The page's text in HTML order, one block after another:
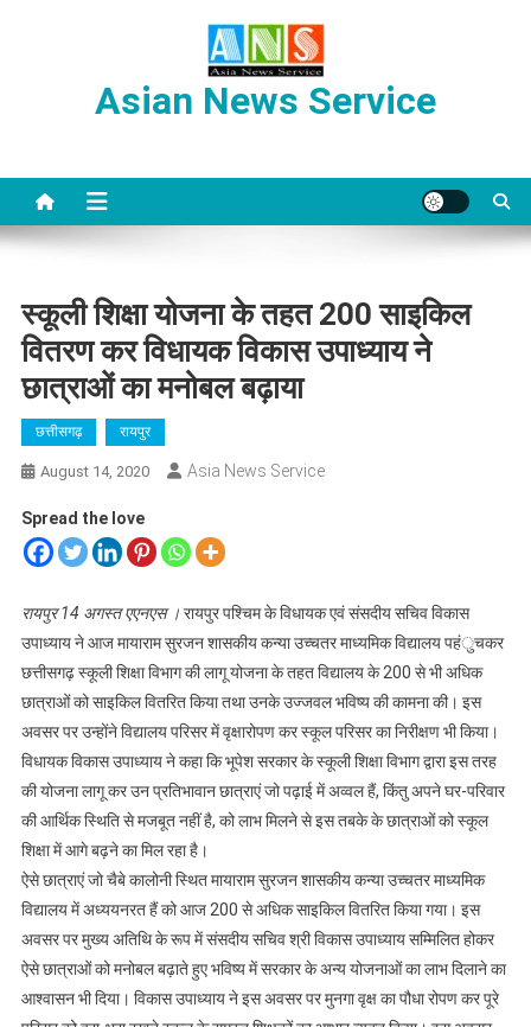
Asian News Service
स्कूली शिक्षा योजना के तहत 200 साइकिल
वितरण कर विधायक विकास उपाध्याय ने
छात्राओं का मनोबल बढ़ाया
छत्तीसगढ़ रायपुर
August 14, 2020 Asia News Service
Spread the love
रायपुर 14 अगस्त एएनएस । रायपुर पश्चिम के विधायक एवं संसदीय सचिव विकास
उपाध्याय ने आज मायाराम सुरजन शासकीय कन्या उच्चतर माध्यमिक विद्यालय पहंुचकर
छत्तीसगढ़ स्कूली शिक्षा विभाग की लागू योजना के तहत विद्यालय के 200 से भी अधिक
छात्राओं को साइकिल वितरित किया तथा उनके उज्जवल भविष्य की कामना की। इस
अवसर पर उन्होंने विद्यालय परिसर में वृक्षारोपण कर स्कूल परिसर का निरीक्षण भी किया।
विधायक विकास उपाध्याय ने कहा कि भूपेश सरकार के स्कूली शिक्षा विभाग द्वारा इस तरह
की योजना लागू कर उन प्रतिभावान छात्राएं जो पढ़ाई में अव्वल हैं, किंतु अपने घर-परिवार
की आर्थिक स्थिति से मजबूत नहीं है, को लाभ मिलने से इस तबके के छात्राओं को स्कूल
शिक्षा में आगे बढ़ने का मिल रहा है।
ऐसे छात्राएं जो चैबे कालोनी स्थित मायाराम सुरजन शासकीय कन्या उच्चतर माध्यमिक
विद्यालय में अध्ययनरत हैं को आज 200 से अधिक साइकिल वितरित किया गया। इस
अवसर पर मुख्य अतिथि के रूप में संसदीय सचिव श्री विकास उपाध्याय सम्मिलित होकर
ऐसे छात्राओं को मनोबल बढ़ाते हुए भविष्य में सरकार के अन्य योजनाओं का लाभ दिलाने का
आश्वासन भी दिया। विकास उपाध्याय ने इस अवसर पर मुनगा वृक्ष का पौधा रोपण कर पूरे